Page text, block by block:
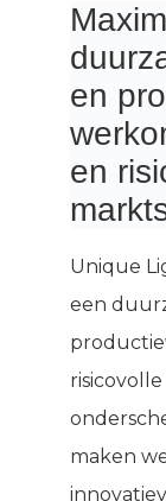
en
en
Unique
een
maken